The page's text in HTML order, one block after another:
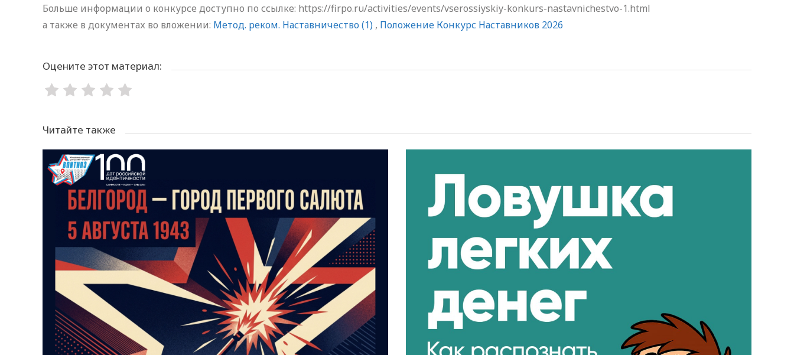
Больше информации о конкурсе доступно по ссылке: https://firpo.ru/activities/events/vserossiyskiy-konkurs-nastavnichestvo-1.html
а также в документах во вложении: Метод. реком. Наставничество (1) , Положение Конкурс Наставников 2026
Оцените этот материал:
Читайте также